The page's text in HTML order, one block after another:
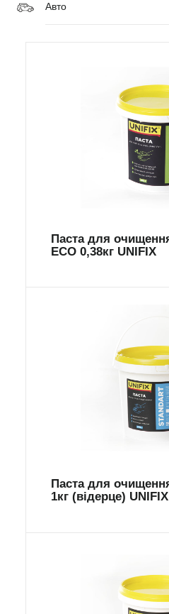
Авто
Паста для
ECO 0,38кг UNIFIX
Паста для
1кг (відерце) UNIFIX